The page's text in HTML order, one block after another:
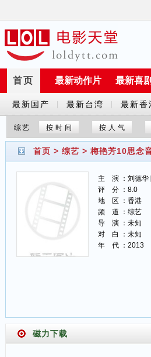
首页 最新动作片 最新喜
最新国产
剧
最新台湾 最新香
综艺 按时间 按人气
首页 > 综艺 > 梅艳芳10思念
主 演 ：刘德华
评 分 ：8.0
地 区 ：香港
频 道 ：综艺
导 演 ：未知
对 白 ：未知
年 代 ：2013
磁力下载